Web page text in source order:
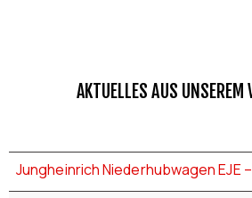
AKTUELLES AUS UNSEREM